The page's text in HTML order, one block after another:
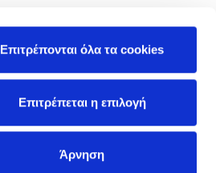
Επιτρέπονται όλα τα cookies
Επιτρέπεται η επιλογή
Άρνηση